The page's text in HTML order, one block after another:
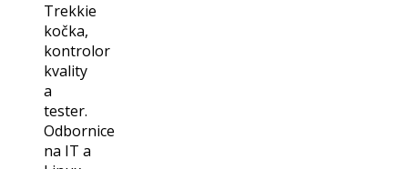
Trekkie
kočka,
kontrolor
kvality
a
tester.
Odbornice
na IT a